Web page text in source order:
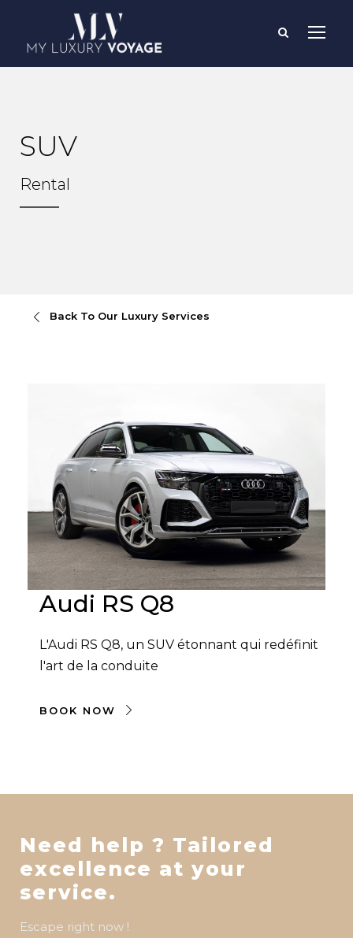
SUV
Rental
Back To Our Luxury Services
Audi RS Q8
L'Audi RS Q8, un SUV étonnant qui redéfinit
l'art de la conduite
BOOK NOW
Need help ? Tailored
excellence at your
service.
Escape right now !